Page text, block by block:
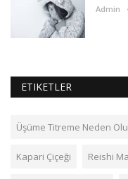
Admin
ETIKETLER
Üşüme Titreme Neden
Kapari Çiçeği Reishi